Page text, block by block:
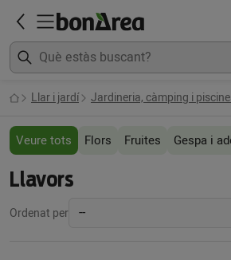
Llar i jardí Jardineria, càmping i
Veure tots Flors Fruites Gespa i
Llavors
Ordenat per